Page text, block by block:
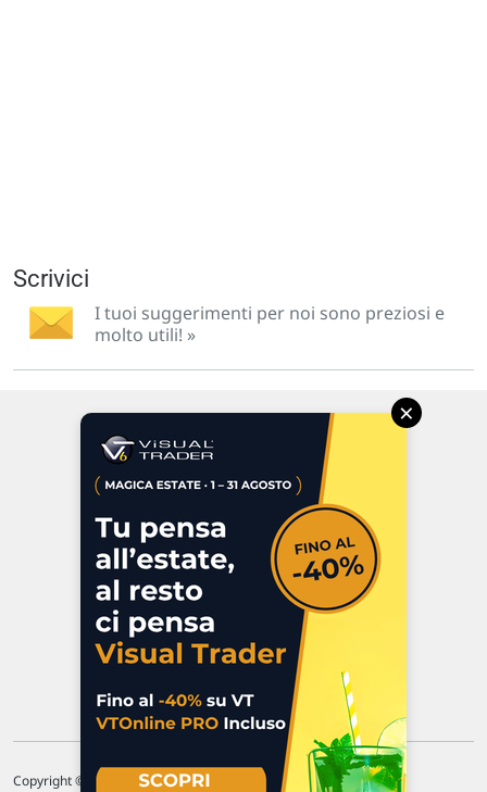
Scrivici
I tuoi suggerimenti per noi sono preziosi e
molto utili! »
47923 Rimini
P.IVA 02 452 460 401
Chi siamo
Commenti e segnalazioni
Contattaci
Copyright © 1996-2026 Traderlink Italia s.r.l.
×